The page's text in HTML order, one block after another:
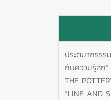
ประติมากรร
กับความรู้สึก”
THE
“LINE AND